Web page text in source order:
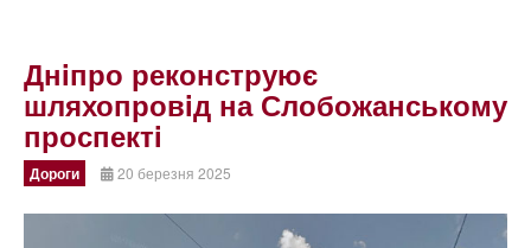
Днiпро реконструює
шляхопровiд на Слобожанському
проспектi
Дороги 20 березня 2025